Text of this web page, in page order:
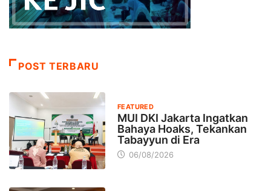
POST TERBARU
FEATURED
MUI DKI Jakarta Ingatkan
Bahaya Hoaks, Tekankan
Tabayyun di Era
06/08/2026